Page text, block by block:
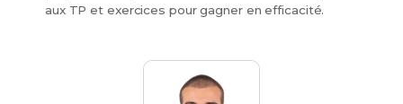
aux TP et exercices pour gagner en efficacité.